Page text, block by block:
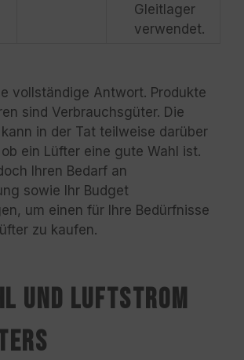
Gleitlager
verwendet.
vollständige Antwort. Produkte
sind Verbrauchsgüter. Die
in der Tat teilweise darüber
ein Lüfter eine gute Wahl ist.
Ihren Bedarf an
sowie Ihr Budget
um einen für Ihre Bedürfnisse
zu kaufen.
und Luftstrom